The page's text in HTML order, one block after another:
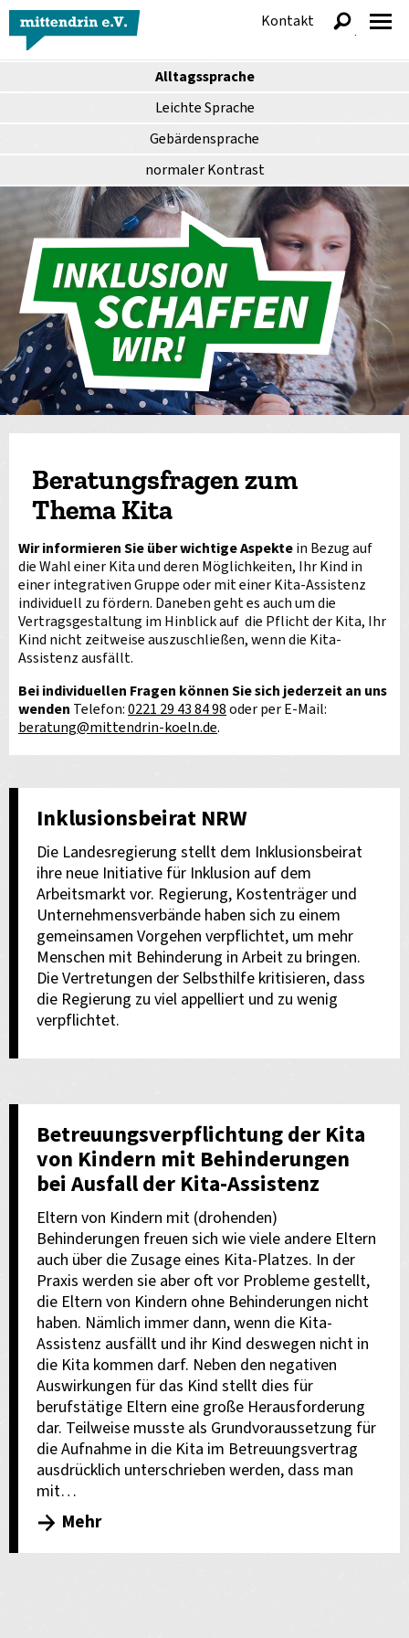
Alltagssprache
Leichte Sprache
Gebärdensprache
normalerKontrast
Kontakt
anzeigen
Beratungsfragen zum
Thema Kita
Wir informieren Sie über wichtige Aspektein Bezug auf
die Wahl einer Kita und deren Möglichkeiten, Ihr Kind in
einer integrativen Gruppe oder mit einer Kita-Assistenz
individuell zu fördern. Daneben geht es auch um die
Vertragsgestaltung im Hinblick auf die Pflicht der Kita, Ihr
Kind nicht zeitweise auszuschließen, wenn die Kita-
Assistenz ausfällt.
Bei individuellen Fragen können Sie sich jederzeit an uns
wenden Telefon:0221 29 43 84 98oder per E-Mail:
beratung@mittendrin-koeln.de.
Inklusionsbeirat NRW
Die Landesregierung stellt dem Inklusionsbeirat
ihre neue Initiative für Inklusion auf dem
Arbeitsmarkt vor. Regierung, Kostenträger und
Unternehmensverbände haben sich zu einem
gemeinsamen Vorgehen verpflichtet, um mehr
Menschen mit Behinderung in Arbeit zu bringen.
Die Vertretungen der Selbsthilfe kritisieren, dass
die Regierung zu viel appelliert und zu wenig
verpflichtet.
Betreuungsverpflichtung der Kita
von Kindern mit Behinderungen
bei Ausfall der Kita-Assistenz
Eltern von Kindern mit (drohenden)
Behinderungen freuen sich wie viele andere Eltern
auch über die Zusage eines Kita-Platzes. In der
Praxis werden sie aber oft vor Probleme gestellt,
die Eltern von Kindern ohne Behinderungen nicht
haben. Nämlich immer dann, wenn die Kita-
Assistenz ausfällt und ihr Kind deswegen nicht in
die Kita kommen darf. Neben den negativen
Auswirkungen für das Kind stellt dies für
berufstätige Eltern eine große Herausforderung
dar. Teilweise musste als Grundvoraussetzung für
die Aufnahme in die Kita im Betreuungsvertrag
ausdrücklich unterschrieben werden, dass man
mit…
Mehr